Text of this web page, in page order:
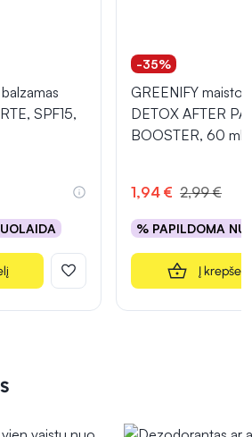
SPF15,
-35%
GREENIFY maisto
DETOX AFTER
BOOSTER, 60 ml
1,94 € 2,99 €
% PAPILDOMA
Į krepšelį